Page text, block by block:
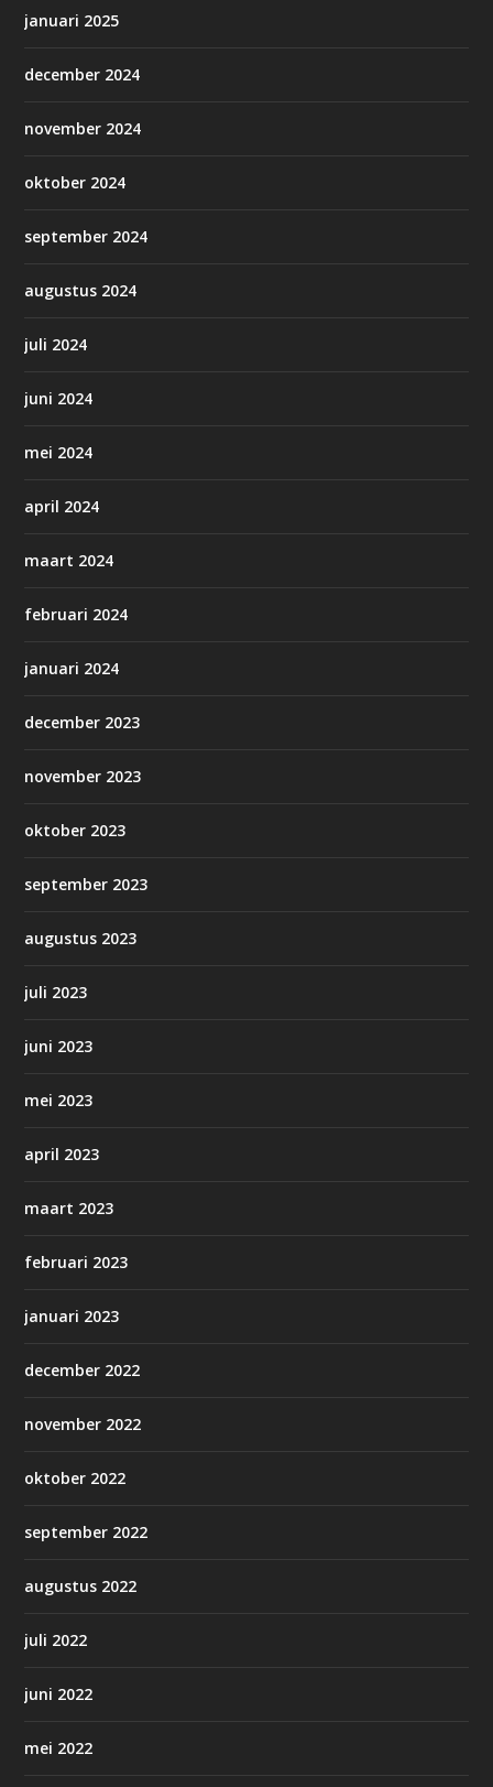
januari 2025
december 2024
november 2024
oktober 2024
september 2024
augustus 2024
juli 2024
juni 2024
mei 2024
april 2024
maart 2024
februari 2024
januari 2024
december 2023
november 2023
oktober 2023
september 2023
augustus 2023
juli 2023
juni 2023
mei 2023
april 2023
maart 2023
februari 2023
januari 2023
december 2022
november 2022
oktober 2022
september 2022
augustus 2022
juli 2022
juni 2022
mei 2022